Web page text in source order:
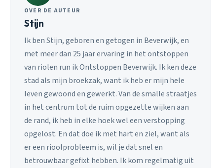
OVER DE AUTEUR
Stijn
Ik ben Stijn, geboren en getogen in Beverwijk, en
met meer dan 25 jaar ervaring in het ontstoppen
van riolen run ik Ontstoppen Beverwijk. Ik ken deze
stad als mijn broekzak, want ik heb er mijn hele
leven gewoond en gewerkt. Van de smalle straatjes
in het centrum tot de ruim opgezette wijken aan
de rand, ik heb in elke hoek wel een verstopping
opgelost. En dat doe ik met hart en ziel, want als
er een rioolprobleem is, wil je dat snel en
betrouwbaar gefixt hebben. Ik kom regelmatig uit